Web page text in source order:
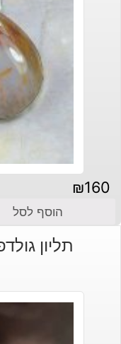
₪160
הוסף לסל
תליון